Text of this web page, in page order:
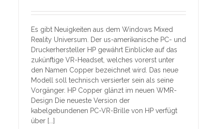
Es gibt Neuigkeiten aus dem Windows Mixed
Reality Universum. Der us-amerikanische PC- und
Druckerhersteller HP gewährt Einblicke auf das
zukünftige VR-Headset, welches vorerst unter
den Namen Copper bezeichnet wird. Das neue
Modell soll technisch versierter sein als seine
Vorgänger. HP Copper glänzt im neuen WMR-
Design Die neueste Version der
kabelgebundenen PC-VR-Brille von HP verfügt
über [...]